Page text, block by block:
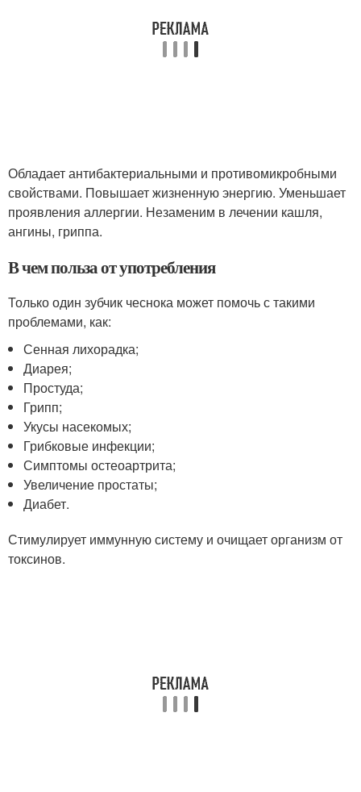
Обладает антибактериальными и противомикробными
свойствами. Повышает жизненную энергию. Уменьшает
проявления аллергии. Незаменим в лечении кашля,
ангины, гриппа.
В чем польза от употребления
Только один зубчик чеснока может помочь с такими
проблемами, как:
Сенная лихорадка;
Диарея;
Простуда;
Грипп;
Укусы насекомых;
Грибковые инфекции;
Симптомы остеоартрита;
Увеличение простаты;
Диабет.
Стимулирует иммунную систему и очищает организм от
токсинов.